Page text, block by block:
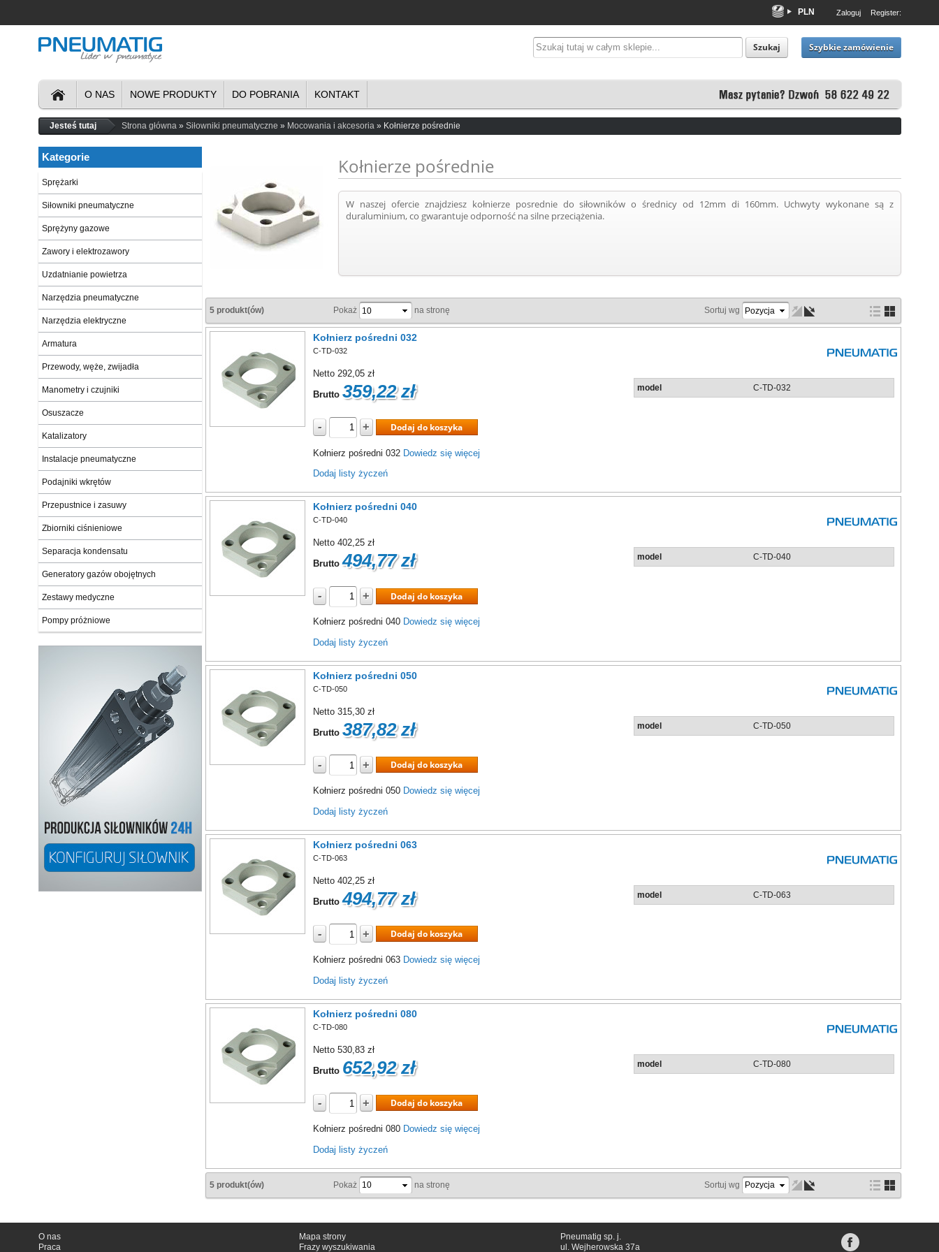
PLN
EUR
USD
Zaloguj Register:
Szukaj Szybkie zamówienie
O NAS NOWE PRODUKTY DO POBRANIA KONTAKT
Jesteś tutaj Strona główna Siłowniki pneumatyczne Mocowania i akcesoria Kołnierze pośrednie
Kołnierze pośrednie
W naszej ofercie znajdziesz kołnierze posrednie do siłowników o średnicy od 12mm di 160mm. Uchwyty wykonane są z
duraluminium, co gwarantuje odporność na silne przeciążenia.
5 produkt(ów) Pokaż na stronę Sortuj wg
Kołnierz pośredni 032
C-TD-032
Netto 292,05 zł
Brutto 359,22 zł
- + Dodaj do koszyka
Kołnierz pośredni 032 Dowiedz się więcej
Dodaj listy życzeń
model C-TD-032
Kołnierz pośredni 040
C-TD-040
Netto 402,25 zł
Brutto 494,77 zł
- + Dodaj do koszyka
Kołnierz pośredni 040 Dowiedz się więcej
Dodaj listy życzeń
model C-TD-040
Kołnierz pośredni 050
C-TD-050
Netto 315,30 zł
Brutto 387,82 zł
- + Dodaj do koszyka
Kołnierz pośredni 050 Dowiedz się więcej
Dodaj listy życzeń
model C-TD-050
Kołnierz pośredni 063
C-TD-063
Netto 402,25 zł
Brutto 494,77 zł
- + Dodaj do koszyka
Kołnierz pośredni 063 Dowiedz się więcej
Dodaj listy życzeń
model C-TD-063
Kołnierz pośredni 080
C-TD-080
Netto 530,83 zł
Brutto 652,92 zł
- + Dodaj do koszyka
Kołnierz pośredni 080 Dowiedz się więcej
Dodaj listy życzeń
model C-TD-080
5 produkt(ów) Pokaż na stronę Sortuj wg
Kategorie
Sprężarki
Siłowniki pneumatyczne
Sprężyny gazowe
Zawory i elektrozawory
Uzdatnianie powietrza
Narzędzia pneumatyczne
Narzędzia elektryczne
Armatura
Przewody, węże, zwijadła
Manometry i czujniki
Osuszacze
Katalizatory
Instalacje pneumatyczne
Podajniki wkrętów
Przepustnice i zasuwy
Zbiorniki ciśnieniowe
Separacja kondensatu
Generatory gazów obojętnych
Zestawy medyczne
Pompy próżniowe
O nas
Praca
Mapa strony
Frazy wyszukiwania
Pneumatig sp. j.
ul. Wejherowska 37a